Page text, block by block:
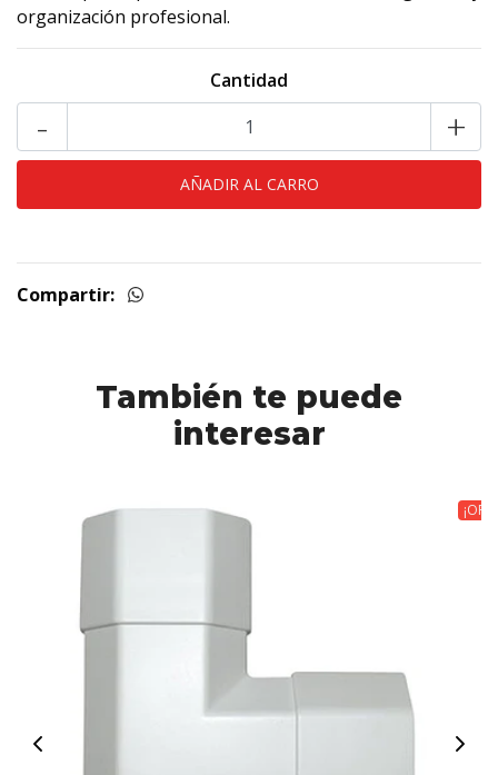
organización profesional.
Cantidad
- +
Compartir:
También te puede
interesar